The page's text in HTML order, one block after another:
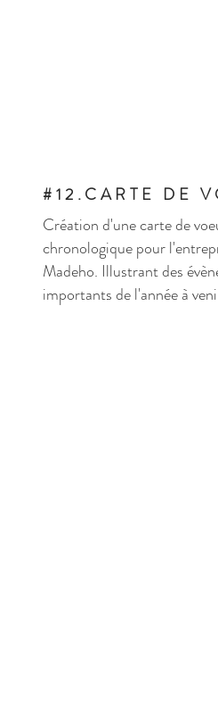
#12.CARTE DE
Création d'une carte de
chronologique pour
Madeho. Illustrant des
importants de l'année à